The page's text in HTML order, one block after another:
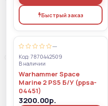
Быстрый заказ
—
Код: 7870442509
В наличии
Warhammer Space
Marine 2 PS5 Б/У (ppsa-
04451)
3200.00р.